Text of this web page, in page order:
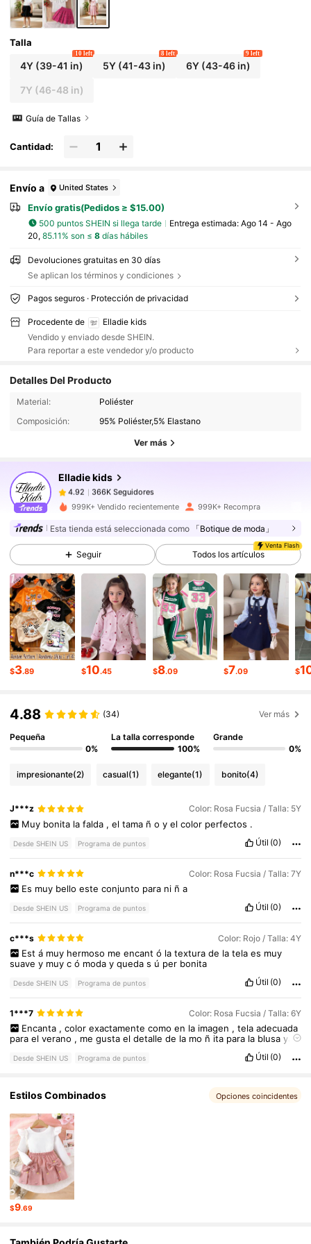
ara niñas
Talla
4Y(39-41 in)
10 left
5Y (41-43 in)
8 left
6Y(43-46 in)
9 left
7Y (46-48 in)
Guía de Tallas
Cantidad:
Envío a United States
Envío gratis(Pedidos ≥ $15.00)
500 puntos SHEIN si llega tarde Entrega estimada: Ago 14 - Ago
20, 85.11% son ≤ 8días hábiles
Devoluciones gratuitas en 30 días
Se aplican los términos y condiciones
Pagos seguros · Protección de privacidad
Procedente de
Elladie kids
Vendido y enviado desde SHEIN.
Para reportar a este vendedor y/o producto
Detalles Del Producto
Material:
Poliéster
Composición:
95% Poliéster,5% Elastano
Ver más
Elladie kids
366K Seguidores
4.92
366K Seguidores
a***3pagóHace 3 horas
4.92 366K Seguidores
4.92 366K Seguidores
4.92 366K Seguidores
4.92 366K Seguidores
4.92 366K Seguidores
4.92
999K+ Vendido recientemente 999K+ Recompra
Esta tienda está seleccionada como 「Botique de moda」
Seguir
Venta Flash
Todos los artículos
$3.89 $10.45 $8.09 $7.09 $
4.88 (34) Ver más
Pequeña
0%
La talla corresponde
100%
Grande
0%
impresionante(2) casual(1) elegante(1) bonito(4)
J***z Color: Rosa Fucsia / Talla: 5Y
Muy bonita la falda , el tama ñ o y el color perfectos .
Desde SHEIN US Programa de puntos Útil (0)
n***c Color: Rosa Fucsia / Talla: 7Y
Es muy bello este conjunto para ni ñ a
Desde SHEIN US Programa de puntos Útil (0)
c***s Color: Rojo / Talla: 4Y
Est á muy hermoso me encant ó la textura de la tela es muy
suavey muycó modayquedas ú per bonita
Desde SHEIN US Programa de puntos Útil (0)
1***7 Color: Rosa Fucsia / Talla: 6Y
Encanta , color exactamente como en la imagen , tela adecuada
paraelverano , megustaeldetallede la mo ñ ita para la blusaya
apedir.
Desde SHEIN US Programa de puntos Útil (0)
Estilos Combinados Opciones coincidentes
$9.69